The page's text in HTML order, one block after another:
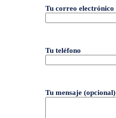
Tu correo electrónico
Tu teléfono
Tu mensaje (opcional)